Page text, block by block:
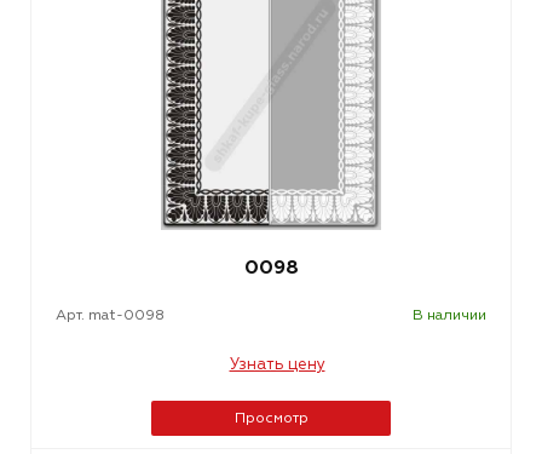
0098
Арт. mat-0098 В наличии
Узнать цену
Просмотр